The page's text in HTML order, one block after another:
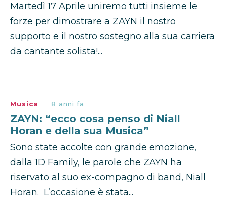
Martedì 17 Aprile uniremo tutti insieme le
forze per dimostrare a ZAYN il nostro
supporto e il nostro sostegno alla sua carriera
da cantante solista!...
Musica 8 anni fa
ZAYN: “ecco cosa penso di Niall
Horan e della sua Musica”
Sono state accolte con grande emozione,
dalla 1D Family, le parole che ZAYN ha
riservato al suo ex-compagno di band, Niall
Horan. L’occasione è stata...